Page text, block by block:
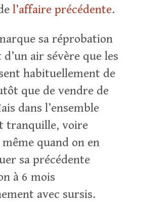
l’affaire précédente.
sa réprobation
air sévère que les
habituellement de
que de vendre de
dans l’ensemble
tranquille, voire
quand on en
sa précédente
à 6 mois
avec sursis.